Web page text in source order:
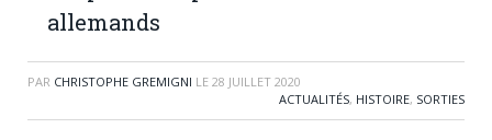
allemands
PAR CHRISTOPHE GREMIGNI LE 28 JUILLET 2020
ACTUALITÉS, HISTOIRE, SORTIES